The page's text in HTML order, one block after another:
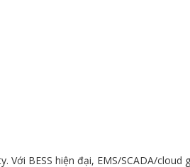
BESS hiện đại, EMS/SCADA/cloud